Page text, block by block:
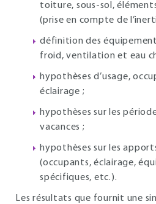
toiture, sous-sol,
(prise en compte de
définition des
froid, ventilation et eau
hypothèses d’usage,
éclairage ;
hypothèses sur les
vacances ;
hypothèses sur les
(occupants, éclairage,
spécifiques, etc.).
Les résultats que fournit une